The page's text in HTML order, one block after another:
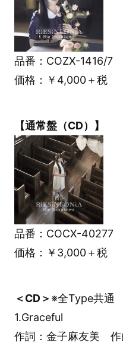
品番：COZX-1416/7
価格：￥4,000＋税
【通常盤（CD）】
品番：COCX-40277
価格：￥3,000＋税
＜CD＞※全Type共通
1.Graceful
作詞：金子麻友美